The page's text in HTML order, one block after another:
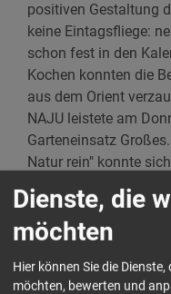
positiven Gestaltung
keine Eintagsfliege:
schon fest in den
Kochen konnten die
aus dem Orient
NAJU leistete am
Garteneinsatz
Natur rein" konnte
lassen. Und auch für
Der
Sebnitz erfreute die
Beisammensein.
Dienste, die
möchten
Hier können Sie die
möchten, bewerten und